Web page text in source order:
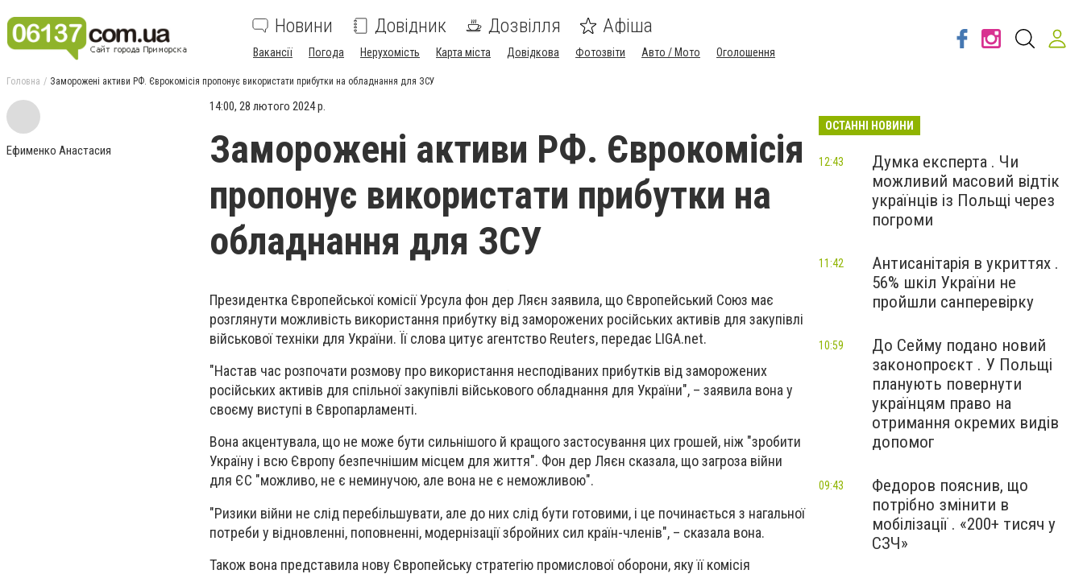
Новини Довідник Дозвілля Афіша
Вакансії Погода Нерухомість Карта міста Довідкова Фотозвіти Авто / Мото Оголошення
Головна Заморожені активи РФ. Єврокомісія пропонує використати прибутки на обладнання для ЗСУ
Ефименко Анастасия
14:00, 28 лютого 2024 р.
Заморожені активи РФ. Єврокомісія
пропонує використати прибутки на
обладнання для ЗСУ
Президентка Європейської комісії Урсула фон дер Ляєн заявила, що Європейський Союз має
розглянути можливість використання прибутку від заморожених російських активів для закупівлі
військової техніки для України. Її слова цитує агентство Reuters, передає LIGA.net.
"Настав час розпочати розмову про використання несподіваних прибутків від заморожених
російських активів для спільної закупівлі військового обладнання для України", – заявила вона у
своєму виступі в Європарламенті.
Вона акцентувала, що не може бути сильнішого й кращого застосування цих грошей, ніж "зробити
Україну і всю Європу безпечнішим місцем для життя". Фон дер Ляєн сказала, що загроза війни
для ЄС "можливо, не є неминучою, але вона не є неможливою".
"Ризики війни не слід перебільшувати, але до них слід бути готовими, і це починається з нагальної
потреби у відновленні, поповненні, модернізації збройних сил країн-членів", – сказала вона.
Також вона представила нову Європейську стратегію промислової оборони, яку її комісія
ОСТАННІ НОВИНИ
Думка експерта . Чи
можливий масовий відтік
українців із Польщі через
погроми
12:43
Антисанітарія в укриттях .
56% шкіл України не
пройшли санперевірку
11:42
До Сейму подано новий
законопроєкт . У Польщі
планують повернути
українцям право на
отримання окремих видів
допомог
10:59
Федоров пояснив, що
потрібно змінити в
мобілізації . «200+ тисяч у
СЗЧ»
09:43